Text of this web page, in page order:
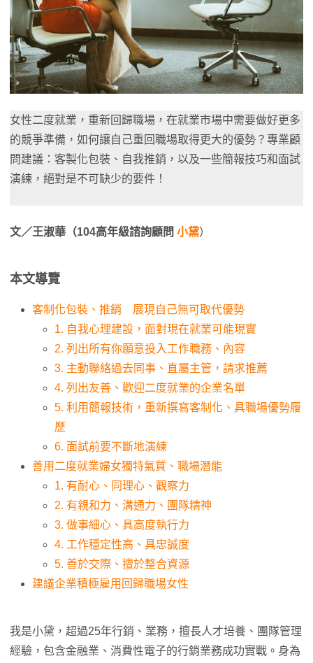
女性二度就業，重新回歸職場，在就業市場中需要做好更多
的競爭準備，如何讓自己重回職場取得更大的優勢？專業顧
問建議：客製化包裝、自我推銷，以及一些簡報技巧和面試
演練，絕對是不可缺少的要件！
文／王淑華（104高年級諮詢顧問 小黛）
本文導覽
客制化包裝、推銷 展現自己無可取代優勢
1. 自我心理建設，面對現在就業可能現實
2. 列出所有你願意投入工作職務、內容
3. 主動聯絡過去同事、直屬主管，請求推薦
4. 列出友善、歡迎二度就業的企業名單
5. 利用簡報技術，重新撰寫客制化、具職場優勢履
歷
6. 面試前要不斷地演練
善用二度就業婦女獨特氣質、職場潛能
1. 有耐心、同理心、觀察力
2. 有親和力、溝通力、團隊精神
3. 做事細心、具高度執行力
4. 工作穩定性高、具忠誠度
5. 善於交際、擅於整合資源
建議企業積極雇用回歸職場女性
我是小黛，超過25年行銷、業務，擅長人才培養、團隊管理
經驗，包含金融業、消費性電子的行銷業務成功實戰。身為